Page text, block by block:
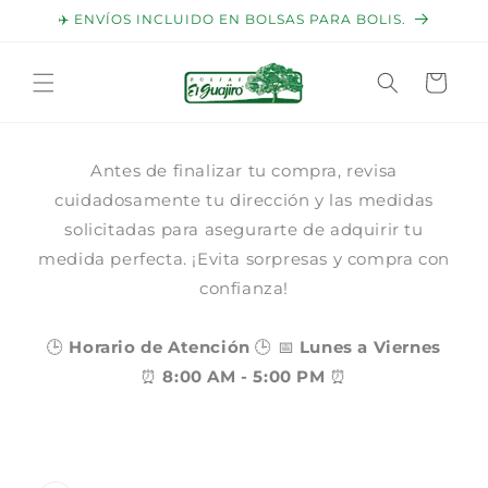
directamente
✈️ ENVÍOS INCLUIDO EN BOLSAS PARA BOLIS.
Carrito
Antes de finalizar tu compra, revisa
cuidadosamente tu dirección y las medidas
solicitadas para asegurarte de adquirir tu
medida perfecta. ¡Evita sorpresas y compra con
confianza!
🕒 Horario de Atención 🕒 📅 Lunes a Viernes
⏰8:00 AM - 5:00 PM ⏰